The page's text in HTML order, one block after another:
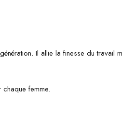
Il allie la finesse du travail
femme.